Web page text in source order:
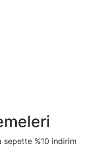
sepette %10 indirim